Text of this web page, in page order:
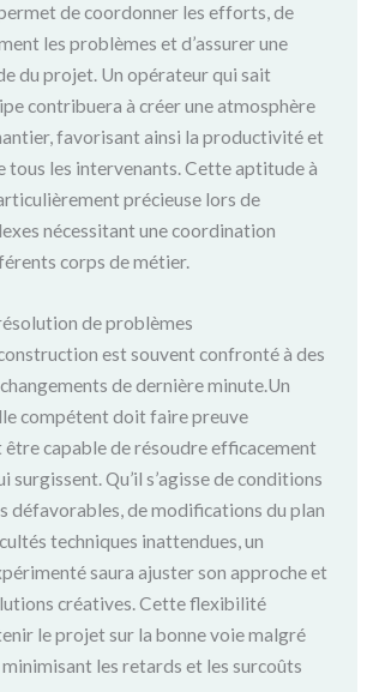
de coordonner les efforts, de
les problèmes et d’assurer une
du projet. Un opérateur qui sait
contribuera à créer une atmosphère
favorisant ainsi la productivité et
tous les intervenants. Cette aptitude à
précieuse lors de
nécessitant une coordination
corps de métier.
de problèmes
est souvent confronté à des
de dernière minute.Un
compétent doit faire preuve
être capable de résoudre efficacement
surgissent. Qu’il s’agisse de conditions
défavorables, de modifications du plan
techniques inattendues, un
saura ajuster son approche et
créatives. Cette flexibilité
le projet sur la bonne voie malgré
minimisant les retards et les surcoûts